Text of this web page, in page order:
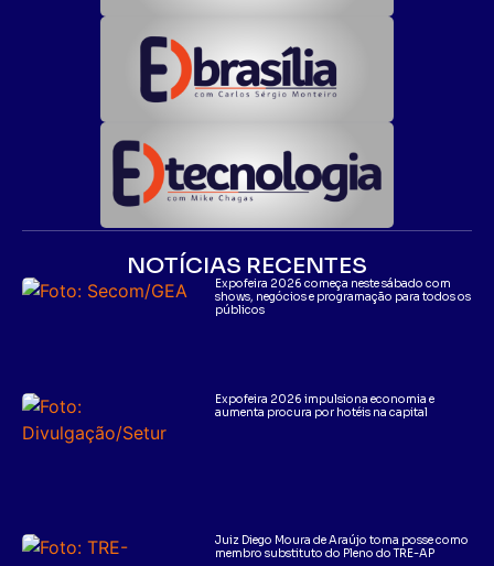
NOTÍCIAS RECENTES
Expofeira 2026 começa neste sábado com
shows, negócios e programação para todos os
públicos
Expofeira 2026 impulsiona economia e
aumenta procura por hotéis na capital
Juiz Diego Moura de Araújo toma posse como
membro substituto do Pleno do TRE-AP